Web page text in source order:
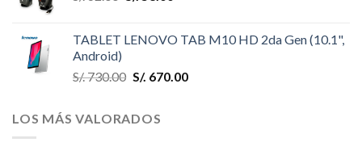
TABLET LENOVO TAB M10 HD 2da Gen (10.1",
Android)
S/.730.00 S/. 670.00
LOS MÁS VALORADOS